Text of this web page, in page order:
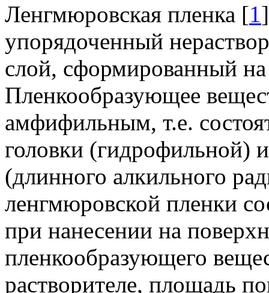
Ленгмюровская пленка [1
упорядоченный
слой, сформированный
Пленкообразующее
амфифильным, т.е.
головки (гидрофильной)
(длинного алкильного
ленгмюровской пленки
при нанесении на
пленкообразующего
растворителе, площадь